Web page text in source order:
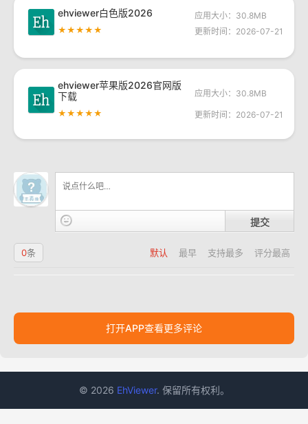
ehviewer白色版2026
★★★★★
应用大小：30.8MB
更新时间：2026-07-21
ehviewer苹果版2026官网版
下载
★★★★★
应用大小：30.8MB
更新时间：2026-07-21
提交
默认 最早 支持最多 评分最高
0条
打开APP查看更多评论
© 2026 EhViewer. 保留所有权利。